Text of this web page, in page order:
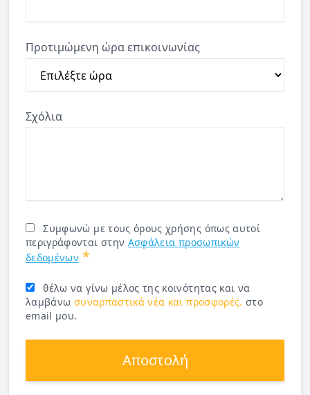
Προτιμώμενη ώρα επικοινωνίας
Σχόλια
Συμφωνώ με τους όρους χρήσης όπως αυτοί
περιγράφονται στην Ασφάλεια προσωπικών
δεδομένων *
θέλω να γίνω μέλος της κοινότητας και να
λαμβάνω συναρπαστικά νέα και προσφορές. στο
email μου.
Αποστολή